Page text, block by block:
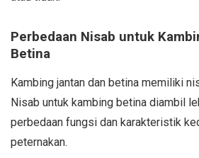
Perbedaan Nisab untuk
Betina
Kambing jantan dan betina memiliki
Nisab untuk kambing betina diambil
perbedaan fungsi dan karakteristik
peternakan.